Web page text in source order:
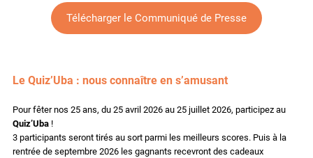
Télécharger le Communiqué de Presse
Le Quiz’Uba : nous connaître en s’amusant
Pour fêter nos 25 ans, du 25 avril 2026 au 25 juillet 2026, participez au
Quiz’Uba !
3 participants seront tirés au sort parmi les meilleurs scores. Puis à la
rentrée de septembre 2026 les gagnants recevront des cadeaux